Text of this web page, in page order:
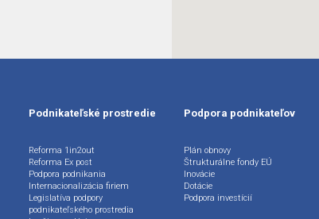
Podnikateľské prostredie
Reforma 1in2out
Reforma Ex post
Podpora podnikania
Internacionalizácia firiem
Legislatíva podpory
podnikateľského prostredia
Podpora podnikateľov
Plán obnovy
Štrukturálne fondy EÚ
Inovácie
Dotácie
Podpora investícií